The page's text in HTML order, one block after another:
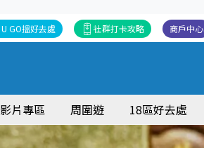
商戶中心
社群打卡攻略
U GO搵好去處
影片專區 周圍遊 18區好去處